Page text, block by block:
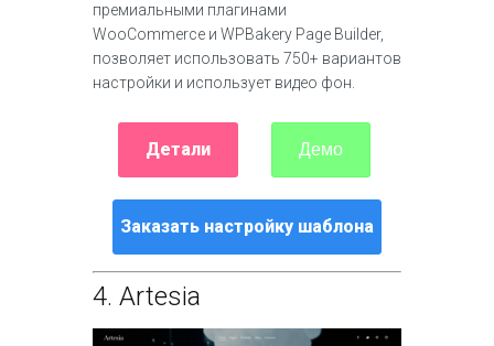
премиальными плагинами
WooCommerce и WPBakery Page Builder,
позволяет использовать 750+ вариантов
настройки и использует видео фон.
Детали Демо
Заказать настройку шаблона
4. Artesia